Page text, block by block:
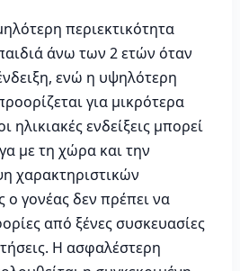
περιεκτικότητα
άνω των 2 ετών όταν
ενώ η υψηλότερη
για μικρότερα
ηλικιακές ενδείξεις μπορεί
με τη χώρα και την
χαρακτηριστικών
γονέας δεν πρέπει να
από ξένες συσκευασίες
Η ασφαλέστερη